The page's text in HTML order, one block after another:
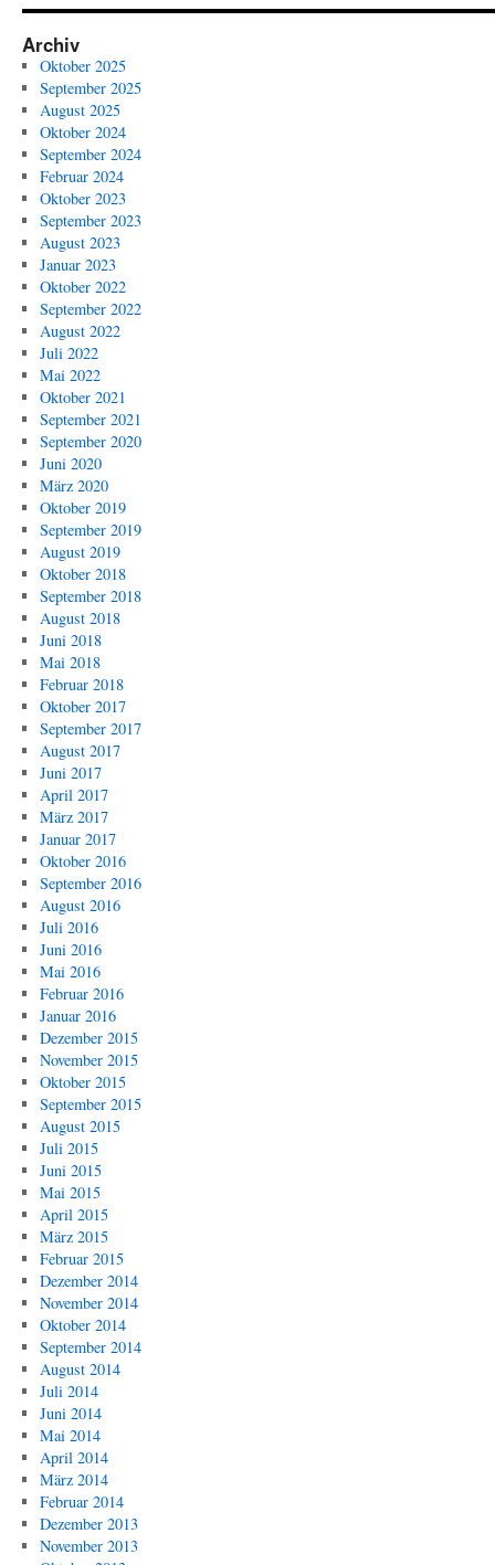
Archiv
Oktober 2025
September 2025
August 2025
Oktober 2024
September 2024
Februar 2024
Oktober 2023
September 2023
August 2023
Januar 2023
Oktober 2022
September 2022
August 2022
Juli 2022
Mai 2022
Oktober 2021
September 2021
September 2020
Juni 2020
März 2020
Oktober 2019
September 2019
August 2019
Oktober 2018
September 2018
August 2018
Juni 2018
Mai 2018
Februar 2018
Oktober 2017
September 2017
August 2017
Juni 2017
April 2017
März 2017
Januar 2017
Oktober 2016
September 2016
August 2016
Juli 2016
Juni 2016
Mai 2016
Februar 2016
Januar 2016
Dezember 2015
November 2015
Oktober 2015
September 2015
August 2015
Juli 2015
Juni 2015
Mai 2015
April 2015
März 2015
Februar 2015
Dezember 2014
November 2014
Oktober 2014
September 2014
August 2014
Juli 2014
Juni 2014
Mai 2014
April 2014
März 2014
Februar 2014
Dezember 2013
November 2013